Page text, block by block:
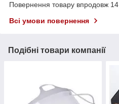
Повернення товару впродовж 14
Всі умови повернення
Подібні товари компанії